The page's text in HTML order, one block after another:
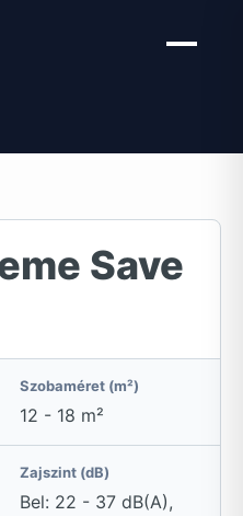
Save
Szobaméret (m²)
12 - 18 m²
Zajszint (dB)
Bel: 22 - 37 dB(A),